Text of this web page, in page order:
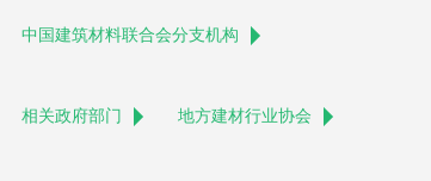
中国建筑材料联合会分支机构
相关政府部门 地方建材行业协会